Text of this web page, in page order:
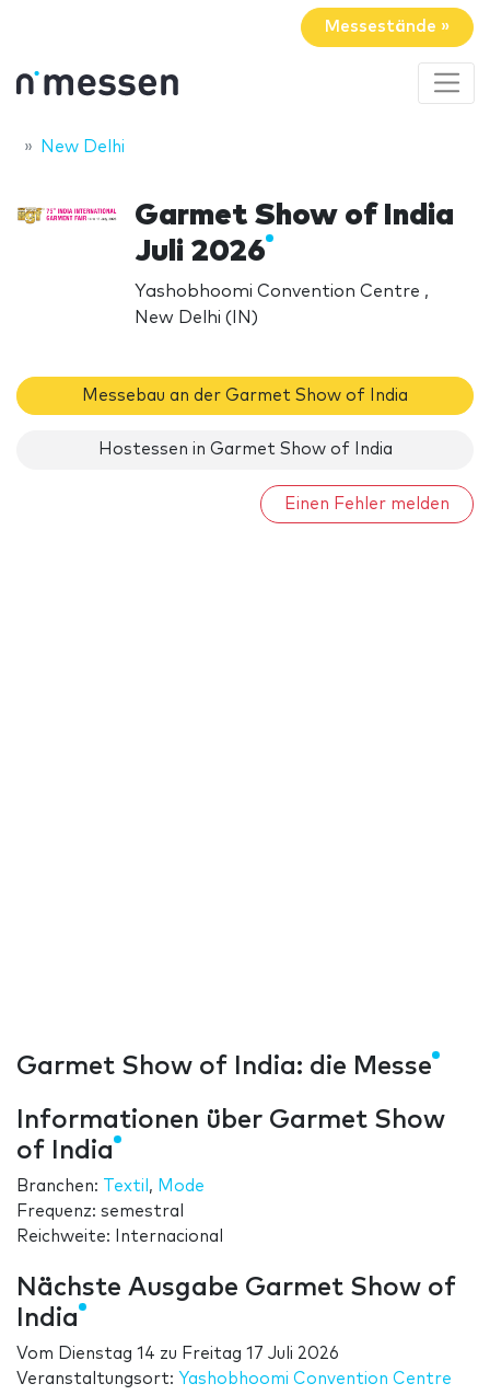
Messestände »
New Delhi
Garmet Show of India
Juli 2026
Yashobhoomi Convention Centre ,
New Delhi (IN)
Messebau an der Garmet Show of India
Hostessen in Garmet Show of India
Einen Fehler melden
Garmet Show of India: die Messe
Informationen über Garmet Show
of India
Branchen: Textil , Mode
Frequenz: semestral
Reichweite: Internacional
Nächste Ausgabe Garmet Show of
India
Vom Dienstag 14 zu Freitag 17 Juli 2026
Veranstaltungsort: Yashobhoomi Convention Centre